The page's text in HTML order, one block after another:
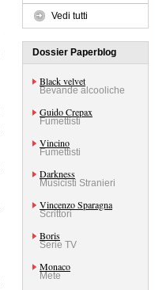
Vedi tutti
Dossier Paperblog
Black velvet
Bevande alcooliche
Guido Crepax
Fumettisti
Vincino
Fumettisti
Darkness
Musicisti Stranieri
Vincenzo Sparagna
Scrittori
Boris
Serie TV
Monaco
Mete